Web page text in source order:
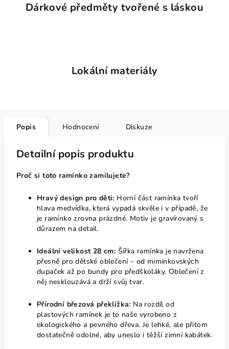
Dárkové předměty tvořené s láskou
Lokální materiály
Popis Hodnocení Diskuze
Detailní popis produktu
Proč si toto ramínko zamilujete?
Hravý design pro děti: Horní část ramínka tvoří
hlava medvídka, která vypadá skvěle i v případě, že
je ramínko zrovna prázdné. Motiv je gravírovaný s
důrazem na detail.
Ideální velikost 28 cm: Šířka ramínka je navržena
přesně pro dětské oblečení – od miminkovských
dupaček až po bundy pro předškoláky. Oblečení z
něj nesklouzává a drží svůj tvar.
Přírodní březová překližka: Na rozdíl od
plastových ramínek je to naše vyrobeno z
ekologického a pevného dřeva. Je lehké, ale přitom
dostatečně odolné, aby uneslo i těžší zimní kabátek.